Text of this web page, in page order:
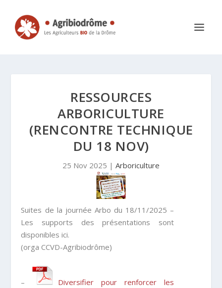
RESSOURCES
ARBORICULTURE
(RENCONTRE TECHNIQUE
DU 18 NOV)
25 Nov 2025 | Arboriculture
Suites de la journée Arbo du 18/11/2025 –
Les supports des présentations sont
disponibles ici.
(orga CCVD-Agribiodrôme)
–
Diversifier pour renforcer les